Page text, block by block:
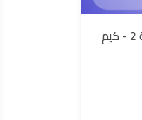
الكيمياء العضوية 2 - كيم